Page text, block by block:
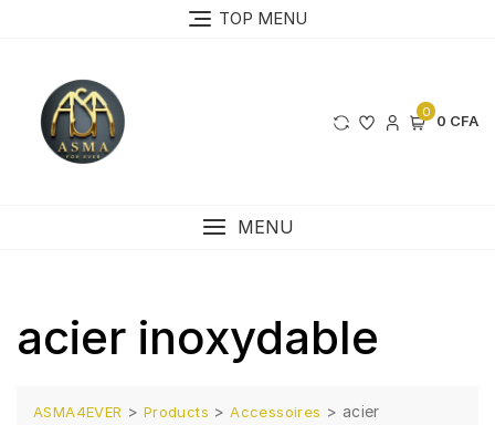
TOP MENU
0 0 CFA
MENU
acier inoxydable
ASMA4EVER > Products >Accessoires > acier